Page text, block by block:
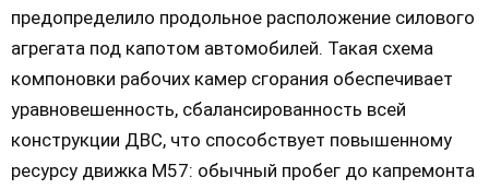
предопределило продольное расположение силового
агрегата под капотом автомобилей. Такая схема
компоновки рабочих камер сгорания обеспечивает
уравновешенность, сбалансированность всей
конструкции ДВС, что способствует повышенному
ресурсу движка М57: обычный пробег до капремонта